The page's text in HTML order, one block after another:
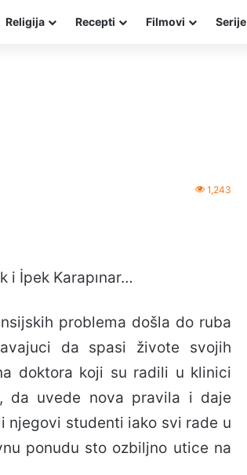
Religija Recepti Filmovi Serije
1,243
i İpek Karapınar…
problema došla do ruba
da spasi živote svojih
doktora koji su radili u klinici
da uvede nova pravila i daje
njegovi studenti iako svi rade u
ponudu sto ozbiljno utice na